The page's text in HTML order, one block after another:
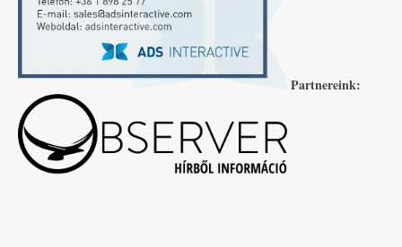
Partnereink: